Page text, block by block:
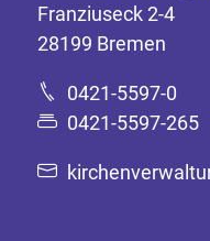
Franziuseck 2-4
28199 Bremen
0421-5597-0
0421-5597-265